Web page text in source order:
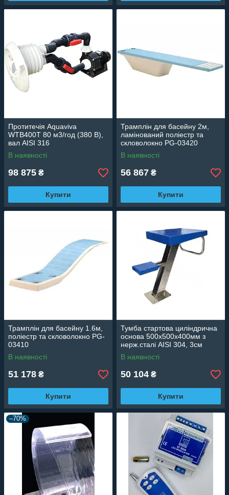
Протитечія Aquaviva
WTB400T 80 м3/год (380 В),
вал AISI 316
В наявності
98 875 ₴
Купити
Трамплін для басейну 2м,
ламінований поліестр та
скловолокно PG-03420
В наявності
56 867 ₴
Купити
Трамплін для басейну 1.6м,
поліестр та скловолокно PG-
03410
В наявності
51 178 ₴
Купити
Тумба стартова циліндрична
основа 500х500х400мм з
нерж.сталі AISI 304, 3см
регулювання PG-14113
В наявності
50 104 ₴
Купити
–70%